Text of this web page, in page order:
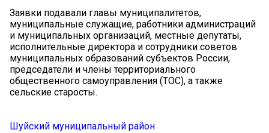
Заявки подавали главы муниципалитетов,
муниципальные служащие, работники администраций
и муниципальных организаций, местные депутаты,
исполнительные директора и сотрудники советов
муниципальных образований субъектов России,
председатели и члены территориального
общественного самоуправления (ТОС), а также
сельские старосты.
Шуйский муниципальный район